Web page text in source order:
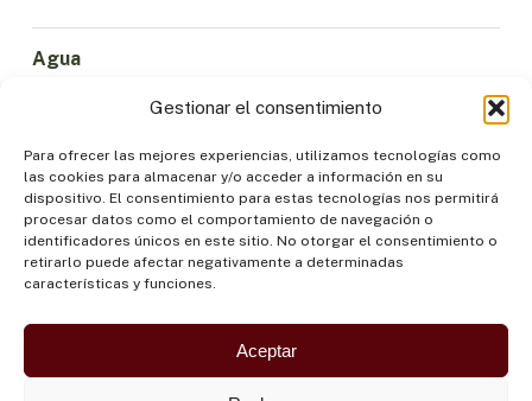
Gestionar el consentimiento
Para ofrecer las mejores experiencias, utilizamos tecnologías como
las cookies para almacenar y/o acceder a información en su
dispositivo. El consentimiento para estas tecnologías nos permitirá
procesar datos como el comportamiento de navegación o
identificadores únicos en este sitio. No otorgar el consentimiento o
retirarlo puede afectar negativamente a determinadas
características y funciones.
Aceptar
Agua
Economía Sostenible
Bosques y Biodiversidad
Institucionalidad
Participación
Pueblos Indígenas